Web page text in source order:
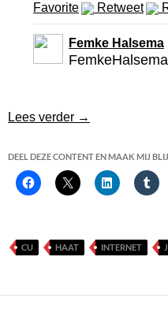
Favorite
Retweet
Femke Halsema
FemkeHalsema
Lees verder CU’er JoÃ«l
→
DEEL DEZE CONTENT EN MAAK MIJ
CU HAAT INTERNET